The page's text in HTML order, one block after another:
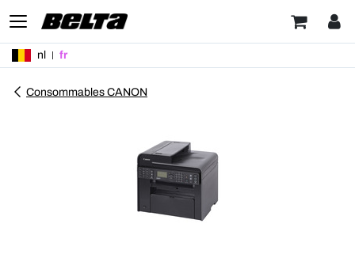
nl fr
Consommables CANON